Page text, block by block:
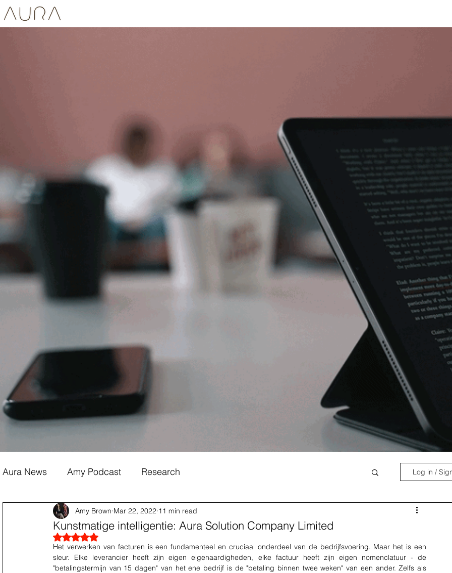
Aura News Amy Podcast Research Log in /
Kunstmatige intelligentie: Aura Solution Company Limited
Amy Brown Mar 22, 2022 11 min read
Rated NaN out of 5 stars.
Het verwerken van facturen is een fundamenteel en cruciaal onderdeel van de bedrijfsvoering. Maar het is een
sleur. Elke leverancier heeft zijn eigen eigenaardigheden, elke factuur heeft zijn eigen nomenclatuur - de
"betalingstermijn van 15 dagen" van het ene bedrijf is de "betaling binnen twee weken" van een ander. Zelfs als